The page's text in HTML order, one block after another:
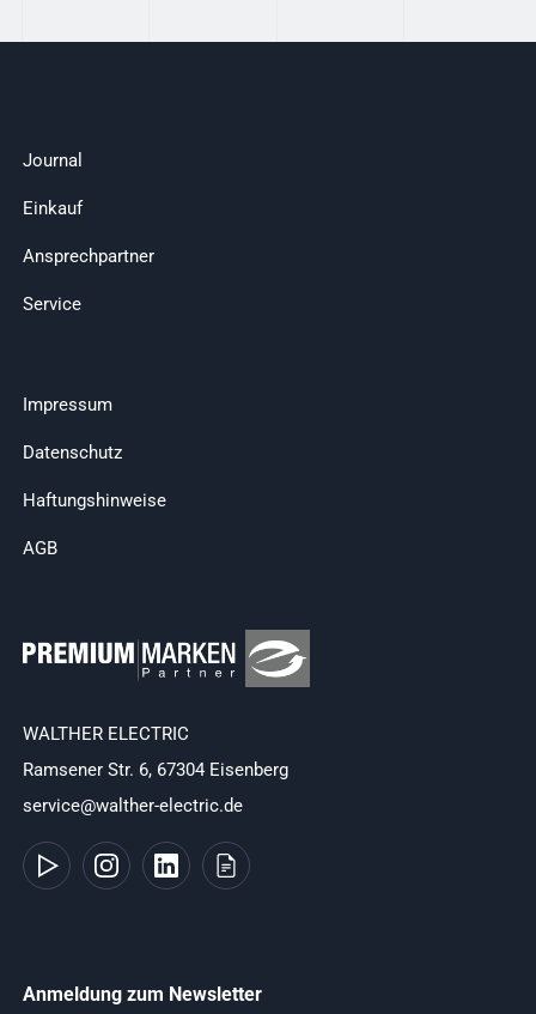
Journal
Einkauf
Ansprechpartner
Service
Impressum
Datenschutz
Haftungshinweise
AGB
WALTHER ELECTRIC
Ramsener Str. 6, 67304 Eisenberg
service@walther-electric.de
Anmeldung zum Newsletter